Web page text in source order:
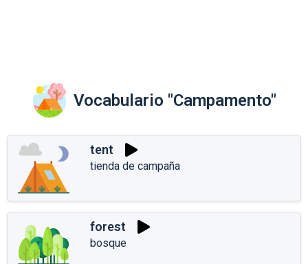
Vocabulario "Campamento"
tent
tienda de campaña
forest
bosque